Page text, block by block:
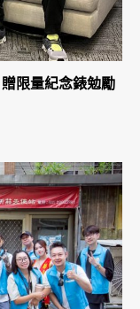
限量紀念錶勉勵